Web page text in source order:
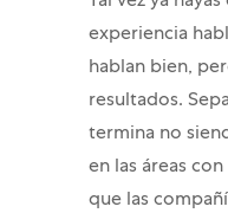
experiencia
hablan bien,
resultados.
termina no
en las áreas
que las